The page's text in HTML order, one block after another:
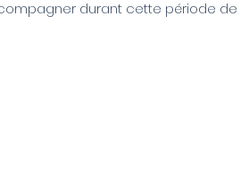
durant cette période de